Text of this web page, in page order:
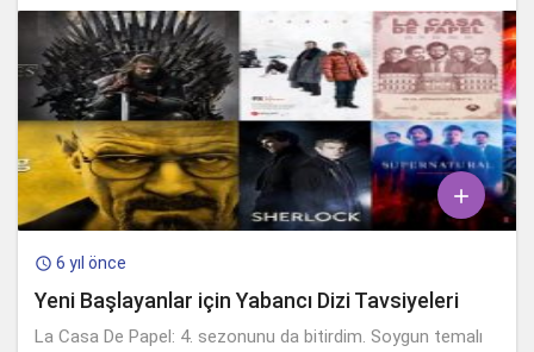

 6 yıl önce
Yeni Başlayanlar için Yabancı Dizi Tavsiyeleri
La Casa De Papel: 4. sezonunu da bitirdim. Soygun temalı